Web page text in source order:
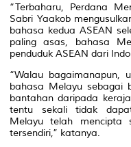
“Terbaharu, Perdana
Sabri Yaakob
bahasa kedua ASEAN
paling asas, bahasa
penduduk ASEAN dari
“Walau bagaimanapun,
bahasa Melayu sebagai
bantahan daripada
tentu sekali tidak
Melayu telah mencipta
tersendiri,” katanya.